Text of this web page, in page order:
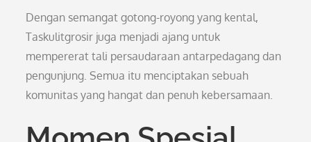
Dengan semangat gotong-royong yang kental,
Taskulitgrosir juga menjadi ajang untuk
mempererat tali persaudaraan antarpedagang dan
pengunjung. Semua itu menciptakan sebuah
komunitas yang hangat dan penuh kebersamaan.